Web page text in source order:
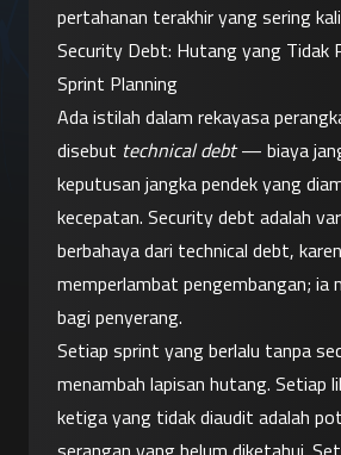
pertahanan terakhir yang sering
Security Debt: Hutang yang Tidak
Sprint Planning
Ada istilah dalam rekayasa
disebut technical debt — biaya
keputusan jangka pendek yang
kecepatan. Security debt adalah
berbahaya dari technical debt,
memperlambat pengembangan; ia
bagi penyerang.
Setiap sprint yang berlalu tanpa
menambah lapisan hutang. Setiap
ketiga yang tidak diaudit adalah